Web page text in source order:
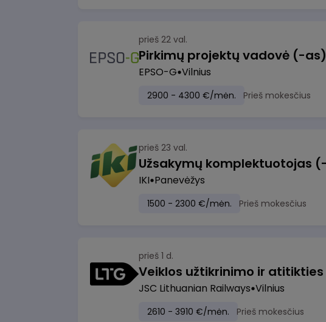
prieš 22 val.
Pirkimų projektų vadovė (-as)
EPSO-G Vilnius
2900 - 4300 €/mėn. Prieš mokesčius
prieš 23 val.
IKI Panevėžys
1500 - 2300 €/mėn. Prieš mokesčius
prieš 1 d.
JSC Lithuanian Railways Vilnius
2610 - 3910 €/mėn. Prieš mokesčius